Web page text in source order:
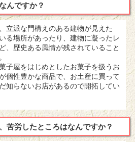
んですか？
立派な門構えのある建物が見えた
る場所があったり、建物に凝ったレ
、歴史ある風情が残されていること
子屋をはじめとしたお菓子を扱うお
個性豊かな商品で、お土産に買って
知らないお店があるので開拓してい
苦労したところはなんですか？